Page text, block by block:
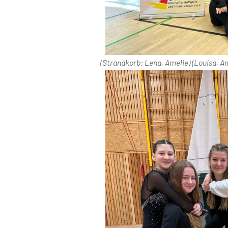
(Strandkorb: Lena, Amelie) (Louisa,